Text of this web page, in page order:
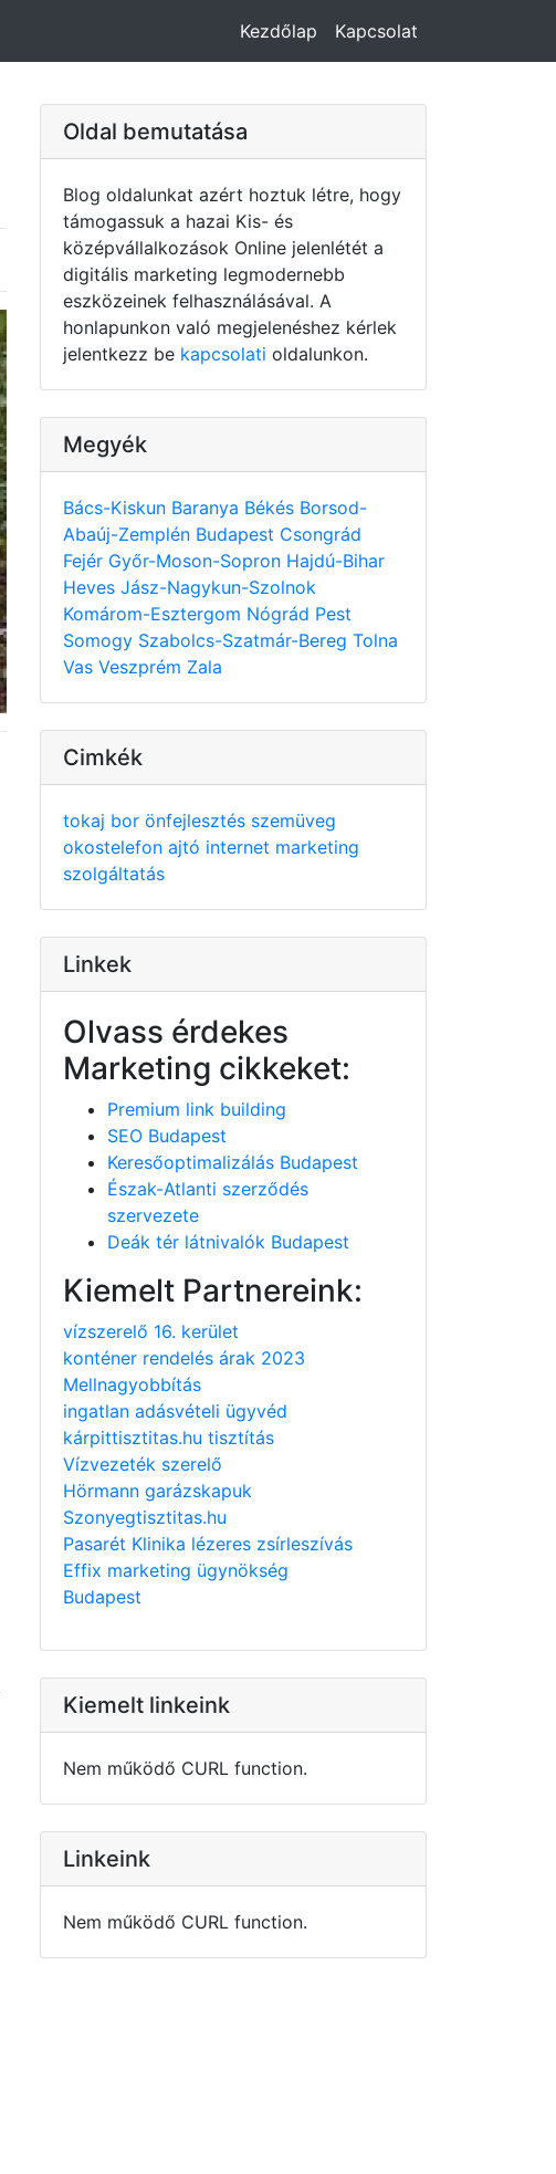
Kezdőlap Kapcsolat
Oldal bemutatása
Blog oldalunkat azért hoztuk létre, hogy
támogassuk a hazai Kis- és
középvállalkozások Online jelenlétét a
digitális marketing legmodernebb
eszközeinek felhasználásával. A
honlapunkon való megjelenéshez kérlek
jelentkezz be kapcsolati oldalunkon.
Megyék
Bács-Kiskun Baranya Békés Borsod-
Abaúj-Zemplén Budapest Csongrád
Fejér Győr-Moson-Sopron Hajdú-Bihar
Heves Jász-Nagykun-Szolnok
Komárom-Esztergom Nógrád Pest
Somogy Szabolcs-Szatmár-Bereg Tolna
Vas Veszprém Zala
Cimkék
tokaj bor önfejlesztés szemüveg
okostelefon ajtó internet marketing
szolgáltatás
Linkek
Olvass érdekes
Marketing cikkeket:
Premium link building
SEO Budapest
Keresőoptimalizálás Budapest
Észak-Atlanti szerződés
szervezete
Deák tér látnivalók Budapest
Kiemelt Partnereink:
vízszerelő 16. kerület
konténer rendelés árak 2023
Mellnagyobbítás
ingatlan adásvételi ügyvéd
kárpittisztitas.hu tisztítás
Vízvezeték szerelő
Hörmann garázskapuk
Szonyegtisztitas.hu
Pasarét Klinika lézeres zsírleszívás
Effix marketing ügynökség
Budapest
Kiemelt linkeink
Nem működő CURL function.
Linkeink
Nem működő CURL function.